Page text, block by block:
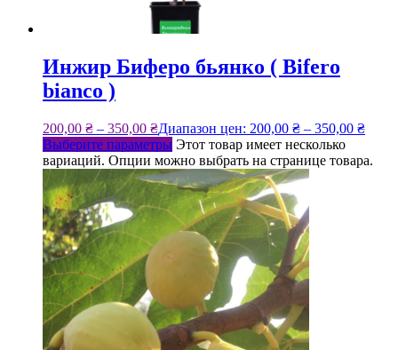
Инжир Биферо бьянко ( Bifero
bianco )
200,00 ₴ – 350,00 ₴Диапазон цен: 200,00 ₴ – 350,00 ₴
Выберите параметры Этот товар имеет несколько
вариаций. Опции можно выбрать на странице товара.